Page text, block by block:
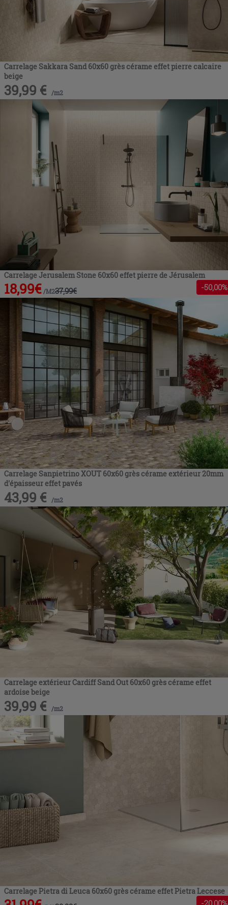
Carrelage Sakkara Sand 60x60 grès cérame effet pierre calcaire
beige
39,99 € /m2
Carrelage Jerusalem Stone 60x60 effet pierre de Jérusalem
18,99€ /M237,99€ -50,00%
Carrelage Sanpietrino XOUT 60x60 grès cérame extérieur 20mm
d'épaisseur effet pavés
43,99 € /m2
Carrelage extérieur Cardiff Sand Out 60x60 grès cérame effet
ardoise beige
39,99 € /m2
Carrelage Pietra di Leuca 60x60 grès cérame effet Pietra Leccese
-20 ,00%